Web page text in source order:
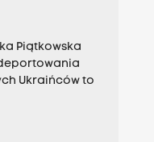
Piątkowska
deportowania
Ukraińców to